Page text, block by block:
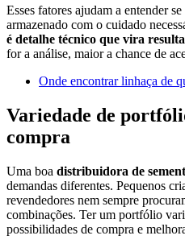
Esses fatores ajudam a entender
armazenado com o cuidado
é detalhe técnico que vira
for a análise, maior a chance de
Onde encontrar linhaça de
Variedade de
compra
Uma boa distribuidora de
demandas diferentes. Pequenos
revendedores nem sempre
combinações. Ter um portfólio
possibilidades de compra e